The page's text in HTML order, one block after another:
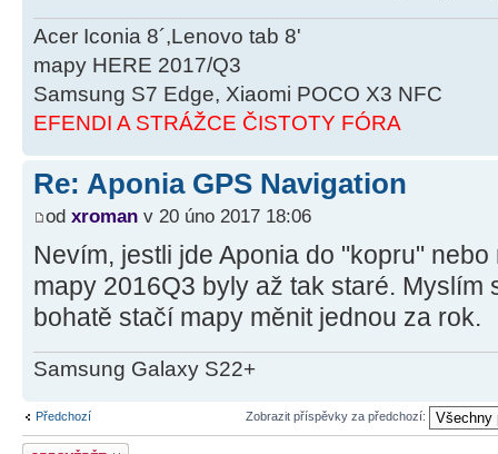
Acer Iconia 8´,Lenovo tab 8'
mapy HERE 2017/Q3
Samsung S7 Edge, Xiaomi POCO X3 NFC
EFENDI A STRÁŽCE ČISTOTY FÓRA
Re: Aponia GPS Navigation
od xroman v 20 úno 2017 18:06
Nevím, jestli jde Aponia do "kopru"
mapy 2016Q3 byly až tak staré. Myslím
bohatě stačí mapy měnit jednou za rok.
Samsung Galaxy S22+
Předchozí Zobrazit příspěvky za předchozí:
Odeslat odpověď